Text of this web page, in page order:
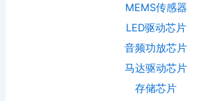
MEMS传感器
LED驱动芯片
音频功放芯片
马达驱动芯片
存储芯片